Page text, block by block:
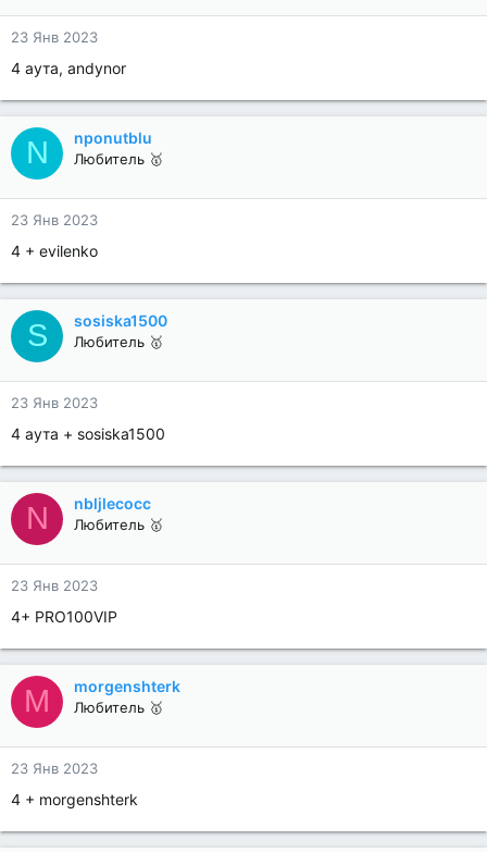
23 Янв 2023
4 аута, andynor
N nponutblu
Любитель 🥇
23 Янв 2023
4 + evilenko
S sosiska1500
Любитель 🥇
23 Янв 2023
4 аута + sosiska1500
N nbljlecocc
Любитель 🥇
23 Янв 2023
4+ PRO100VIP
M morgenshterk
Любитель 🥇
23 Янв 2023
4 + morgenshterk